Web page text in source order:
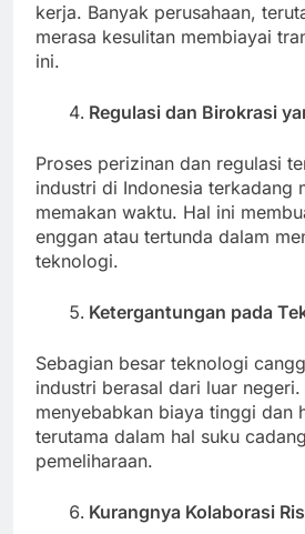
kerja. Banyak perusahaan,
merasa kesulitan membiayai
ini.
Regulasi dan Birokrasi
Proses perizinan dan regulasi
industri di Indonesia terkadang
memakan waktu. Hal ini
enggan atau tertunda dalam
teknologi.
Ketergantungan pada
Sebagian besar teknologi
industri berasal dari luar
menyebabkan biaya tinggi dan
terutama dalam hal suku
pemeliharaan.
Kurangnya Kolaborasi